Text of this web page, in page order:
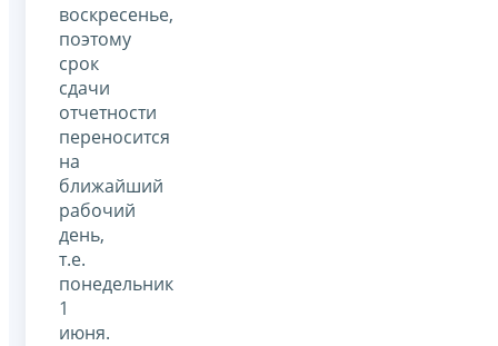
воскресенье,
поэтому
срок
сдачи
отчетности
переносится
на
ближайший
рабочий
день,
т.е.
понедельник
1
июня.